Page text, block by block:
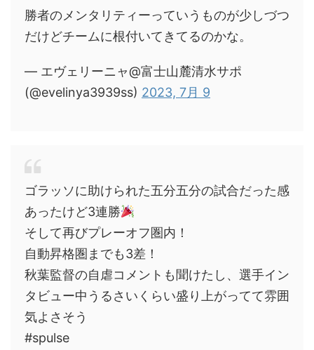
勝者のメンタリティーっていうものが少しづつ
だけどチームに根付いてきてるのかな。
— エヴェリーニャ@富士山麓清水サポ
(@evelinya3939ss) 2023, 7月 9
ゴラッソに助けられた五分五分の試合だった感
あったけど3連勝
そして再びプレーオフ圏内！
自動昇格圏までも3差！
秋葉監督の自虐コメントも聞けたし、選手イン
タビュー中うるさいくらい盛り上がってて雰囲
気よさそう
#spulse